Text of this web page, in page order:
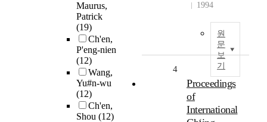
Maurus,
Patrick
(19)
Ch'en,
P'eng-nien
(12)
Wang,
Yu#n-wu
(12)
Ch'en,
Shou (12)
1994
원
문
보
기
4
Proceedings
of
International